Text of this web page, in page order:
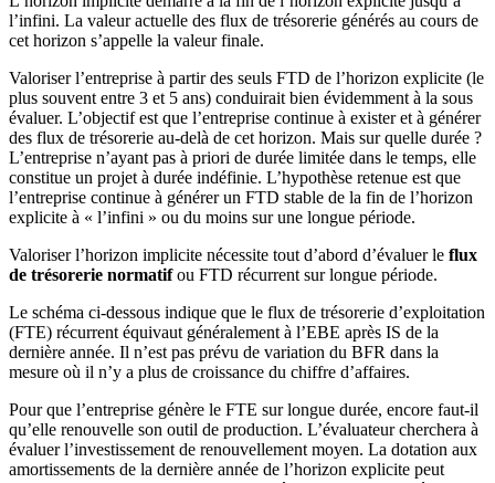
l’infini. La valeur actuelle des flux de trésorerie générés au cours de
cet horizon s’appelle la valeur finale.
Valoriser l’entreprise à partir des seuls FTD de l’horizon explicite (le
plus souvent entre 3 et 5 ans) conduirait bien évidemment à la sous
évaluer. L’objectif est que l’entreprise continue à exister et à générer
des flux de trésorerie au-delà de cet horizon. Mais sur quelle durée ?
L’entreprise n’ayant pas à priori de durée limitée dans le temps, elle
constitue un projet à durée indéfinie. L’hypothèse retenue est que
l’entreprise continue à générer un FTD stable de la fin de l’horizon
explicite à « l’infini » ou du moins sur une longue période.
Valoriser l’horizon implicite nécessite tout d’abord d’évaluer le flux
de trésorerie normatifou FTD récurrent sur longue période.
Le schéma ci-dessous indique que le flux de trésorerie d’exploitation
(FTE) récurrent équivaut généralement à l’EBE après IS de la
dernière année. Il n’est pas prévu de variation du BFR dans la
mesure où il n’y a plus de croissance du chiffre d’affaires.
Pour que l’entreprise génère le FTE sur longue durée, encore faut-il
qu’elle renouvelle son outil de production. L’évaluateur cherchera à
évaluer l’investissement de renouvellement moyen. La dotation aux
amortissements de la dernière année de l’horizon explicite peut